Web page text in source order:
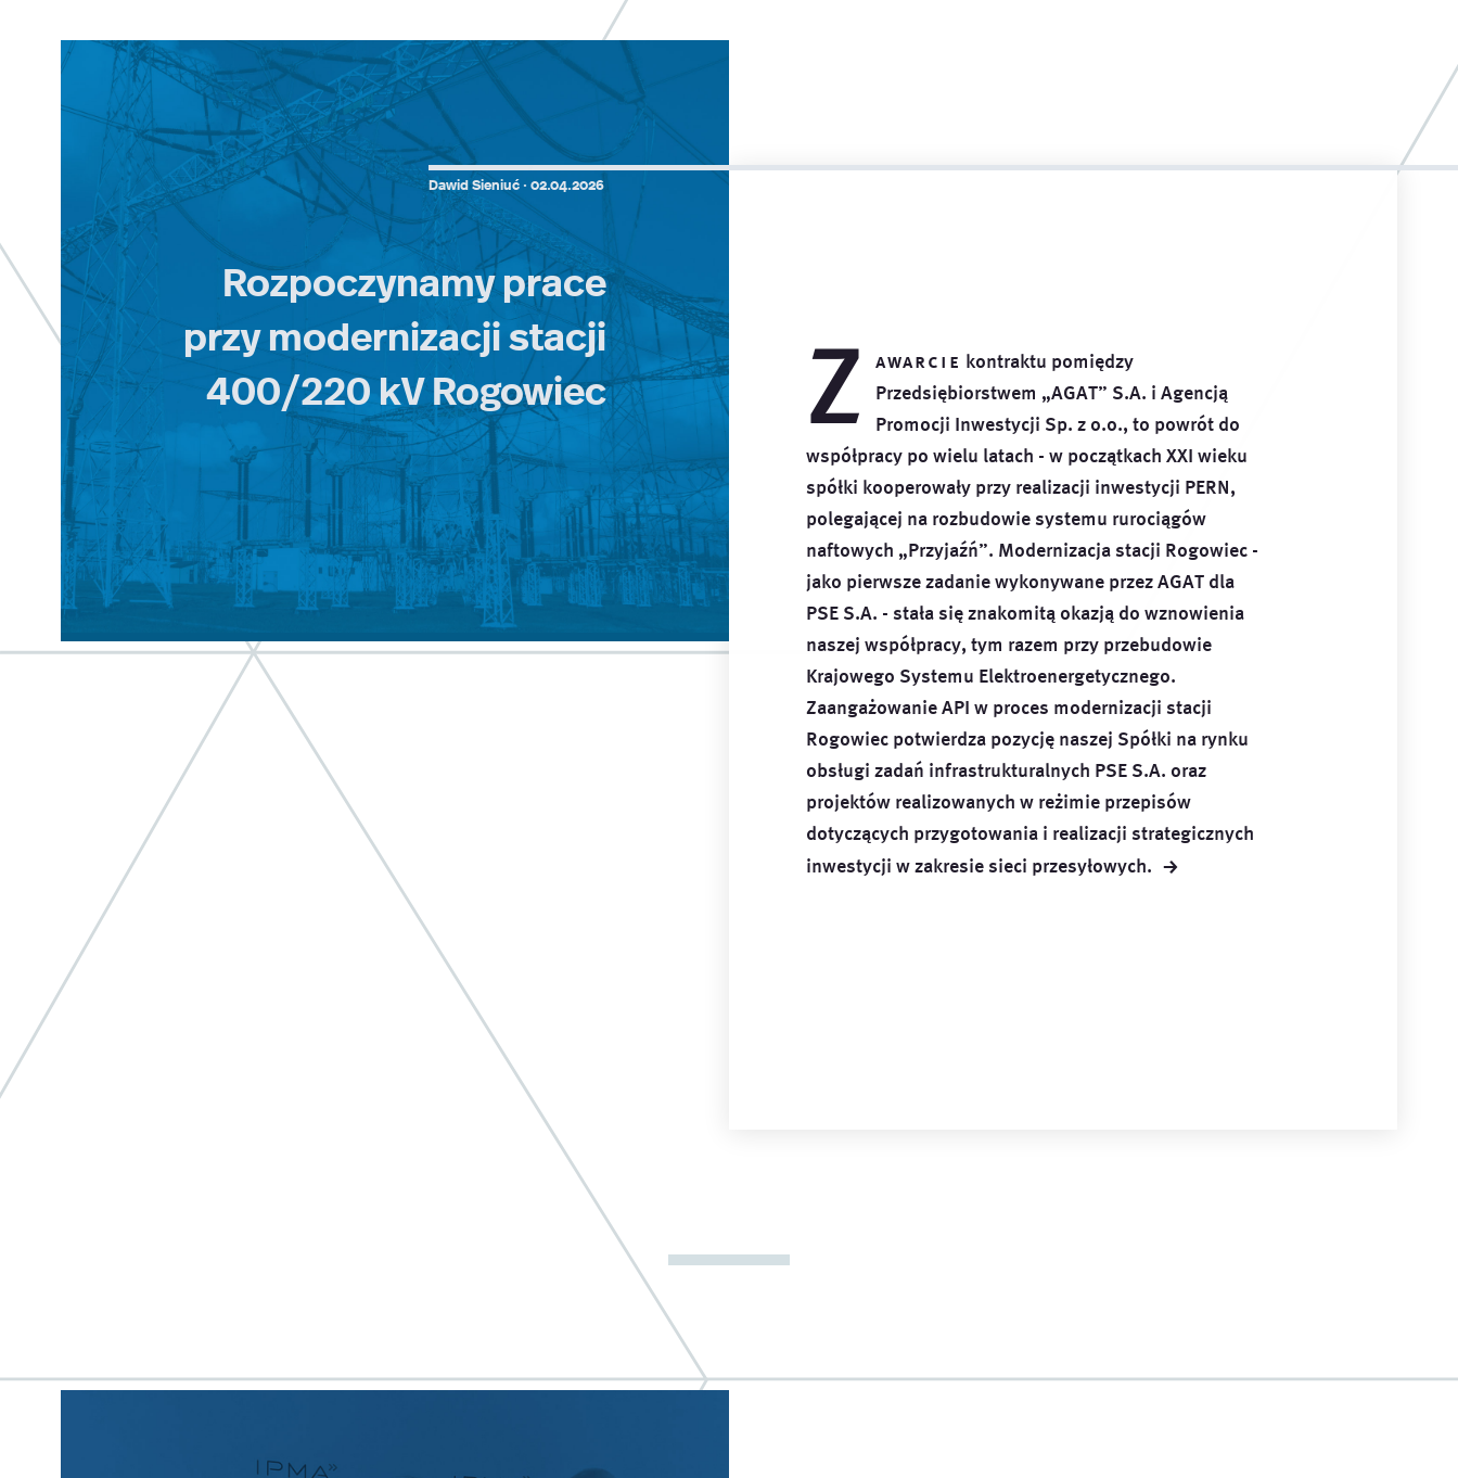
Dawid Sieniuć · 02.04.2026
Rozpoczynamy prace
przy modernizacji stacji
400/220 kV Rogowiec
Z awarcie kontraktu pomiędzy
Przedsiębiorstwem „AGAT” S.A. i Agencją
Promocji Inwestycji Sp. z o.o., to powrót do
współpracy po wielu latach - w początkach XXI wieku
spółki kooperowały przy realizacji inwestycji PERN,
polegającej na rozbudowie systemu rurociągów
naftowych „Przyjaźń”. Modernizacja stacji Rogowiec -
jako pierwsze zadanie wykonywane przez AGAT dla
PSE S.A. - stała się znakomitą okazją do wznowienia
naszej współpracy, tym razem przy przebudowie
Krajowego Systemu Elektroenergetycznego.
Zaangażowanie API w proces modernizacji stacji
Rogowiec potwierdza pozycję naszej Spółki na rynku
obsługi zadań infrastrukturalnych PSE S.A. oraz
projektów realizowanych w reżimie przepisów
dotyczących przygotowania i realizacji strategicznych
inwestycji w zakresie sieci przesyłowych. →